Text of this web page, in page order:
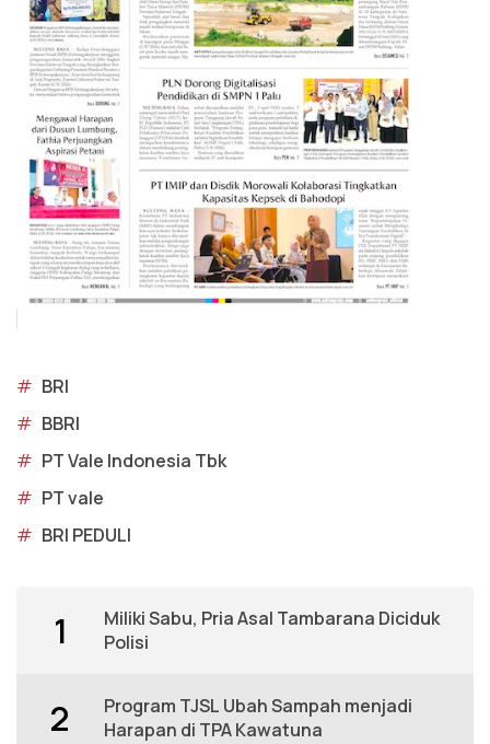
# BRI
# BBRI
# PT Vale Indonesia Tbk
# PT vale
# BRI PEDULI
1
Miliki Sabu, Pria Asal Tambarana Diciduk
Polisi
2
Program TJSL Ubah Sampah menjadi
Harapan di TPA Kawatuna